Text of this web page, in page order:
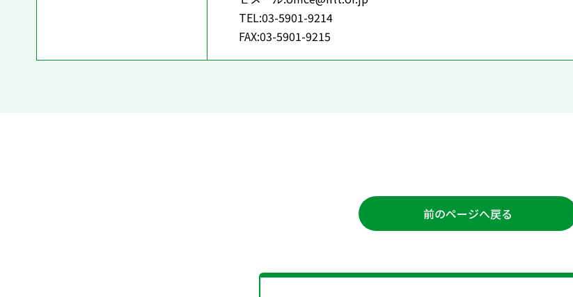
TEL:03-5901-9214
FAX:03-5901-9215
前のページへ戻る